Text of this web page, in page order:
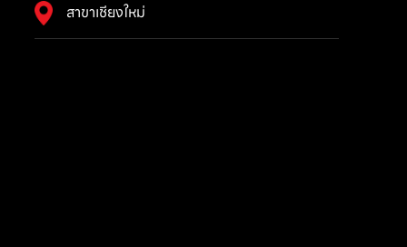
สาขาเชียงใหม่